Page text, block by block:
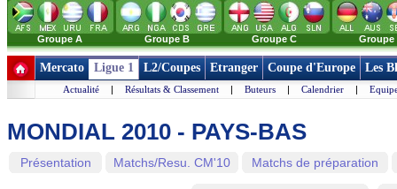
Groupe A Groupe B Groupe C Groupe
Mercato Ligue 1 L2/Coupes Etranger Coupe d'Europe Les
Actualité | Résultats & Classement | Buteurs | Calendrier |
MONDIAL 2010 - PAYS-BAS
Présentation Matchs/Resu. CM'10 Matchs de préparation